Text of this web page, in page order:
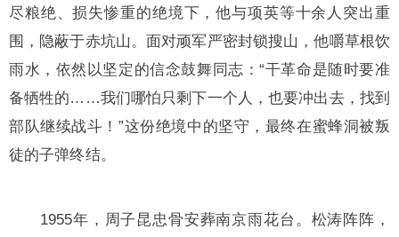
尽粮绝、损失惨重的绝境下，他与项英等十余人突出重
围，隐蔽于赤坑山。面对顽军严密封锁搜山，他嚼草根饮
雨水，依然以坚定的信念鼓舞同志：“干革命是随时要准
备牺牲的……我们哪怕只剩下一个人，也要冲出去，找到
部队继续战斗！”这份绝境中的坚守，最终在蜜蜂洞被叛
徒的子弹终结。
1955年，周子昆忠骨安葬南京雨花台。松涛阵阵，